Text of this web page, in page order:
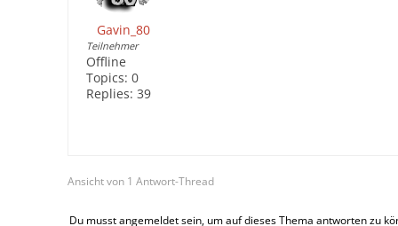
Gavin_80
Teilnehmer
Offline
Topics: 0
Replies: 39
Ansicht von 1 Antwort-Thread
Du musst angemeldet sein, um auf dieses Thema antworten zu